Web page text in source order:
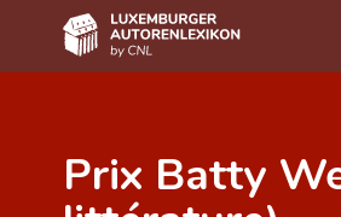
Autor(inn)en A-Z
Prix Batty